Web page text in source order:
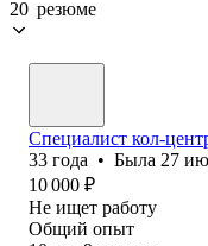
20 резюме
Специалист кол-
33 года • Была 27
10 000 ₽
Не ищет работу
Общий опыт